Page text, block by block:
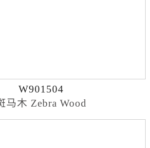
W901504
马木 Zebra Wood